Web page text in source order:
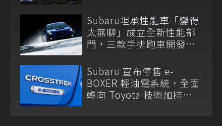
Subaru坦承性能車「變得
太無聊」成立全新性能部
門，三款手排跑車開發
Subaru 宣布停售 e-
BOXER 輕油電系統，全面
轉向 Toyota 技術加持